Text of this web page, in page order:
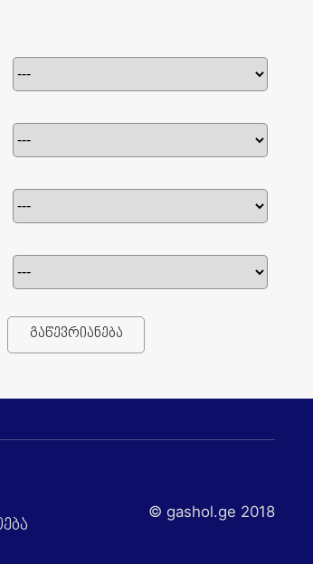
გაწევრიანება
© gashol.ge 2018